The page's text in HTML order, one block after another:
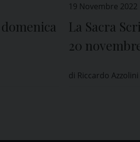
19 Novembre 2022
La Sacra
20
di Riccardo Azzolini